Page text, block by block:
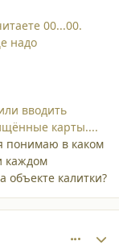
00...00.
надо
вводить
карты....
понимаю в каком
каждом
калитки?